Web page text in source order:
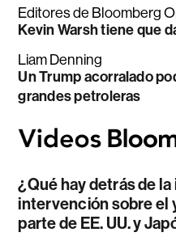
Editores de Bloomberg
Kevin Warsh tiene que
Liam Denning
Un Trump acorralado
grandes petroleras
¿Qué hay detrás de la
intervención sobre el
parte de EE. UU. y